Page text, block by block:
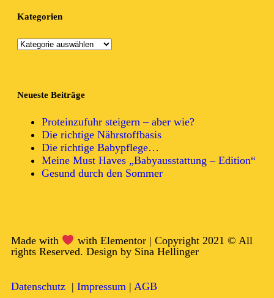
Kategorien
Neueste Beiträge
Proteinzufuhr steigern – aber wie?
Die richtige Nährstoffbasis
Die richtige Babypflege…
Meine Must Haves „Babyausstattung – Edition“
Gesund durch den Sommer
Made with
with Elementor | Copyright 2021 © All
rights Reserved. Design by Sina Hellinger
Datenschutz | Impressum | AGB